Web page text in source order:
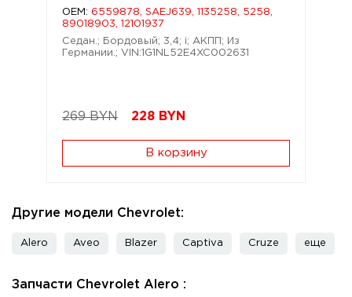
OEM: 6559878, SAEJ639, 1135258, 5258,
89018903, 12101937
Седан.; Бордовый; 3,4; i; АКПП; Из
Германии.; VIN:1G1NL52E4XC002631
269 BYN 228 BYN
В корзину
Другие модели Chevrolet:
Alero Aveo Blazer Captiva Cruze еще
Запчасти Chevrolet Alero :